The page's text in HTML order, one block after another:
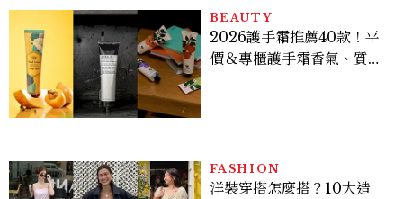
BEAUTY
2026護手霜推薦40款！平
價＆專櫃護手霜香氣、質
FASHION
洋裝穿搭怎麼搭？10大造